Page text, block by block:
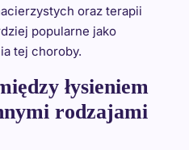
oraz terapii
popularne jako
tej choroby.
łysieniem
rodzajami